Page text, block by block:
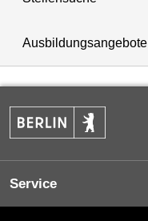
Ausbildungsangebote
Service